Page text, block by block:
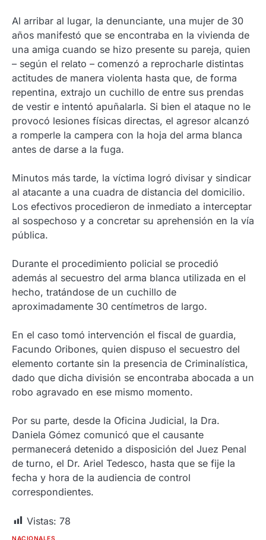
Al arribar al lugar, la denunciante, una mujer de 30
años manifestó que se encontraba en la vivienda de
una amiga cuando se hizo presente su pareja, quien
– según el relato – comenzó a reprocharle distintas
actitudes de manera violenta hasta que, de forma
repentina, extrajo un cuchillo de entre sus prendas
de vestir e intentó apuñalarla. Si bien el ataque no le
provocó lesiones físicas directas, el agresor alcanzó
a romperle la campera con la hoja del arma blanca
antes de darse a la fuga.
Minutos más tarde, la víctima logró divisar y sindicar
al atacante a una cuadra de distancia del domicilio.
Los efectivos procedieron de inmediato a interceptar
al sospechoso y a concretar su aprehensión en la vía
pública.
Durante el procedimiento policial se procedió
además al secuestro del arma blanca utilizada en el
hecho, tratándose de un cuchillo de
aproximadamente 30 centímetros de largo.
En el caso tomó intervención el fiscal de guardia,
Facundo Oribones, quien dispuso el secuestro del
elemento cortante sin la presencia de Criminalística,
dado que dicha división se encontraba abocada a un
robo agravado en ese mismo momento.
Por su parte, desde la Oficina Judicial, la Dra.
Daniela Gómez comunicó que el causante
permanecerá detenido a disposición del Juez Penal
de turno, el Dr. Ariel Tedesco, hasta que se fije la
fecha y hora de la audiencia de control
correspondientes.
Vistas: 78
NACIONALES